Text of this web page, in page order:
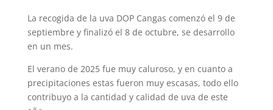
La recogida de la uva DOP Cangas comenzó el 9 de
septiembre y finalizó el 8 de octubre, se desarrollo
en un mes.
El verano de 2025 fue muy caluroso, y en cuanto a
precipitaciones estas fueron muy escasas, todo ello
contribuyo a la cantidad y calidad de uva de este